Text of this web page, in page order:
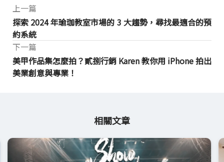
上一篇
探索 2024 年瑜珈教室市場的 3 大趨勢，尋找最適合的預
約系統
美甲作品集怎麼拍？貳捌行銷 Karen 教你用 iPhone 拍出
美業創意與專業！
下一篇
相關文章